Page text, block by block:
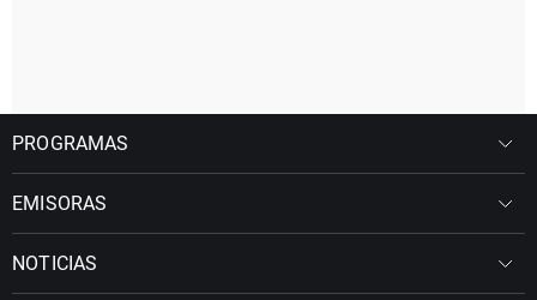
PROGRAMAS
EMISORAS
NOTICIAS